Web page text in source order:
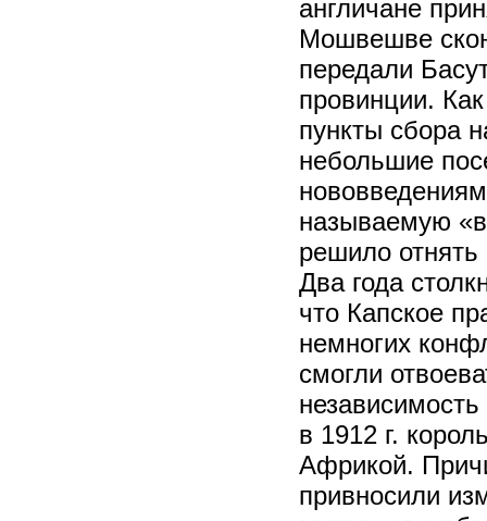
англичане
Мошвешве
передали
провинции.
пункты сбора
небольшие
называемую
решило отнять
Два года
что Капское
немногих
смогли
в 1912 г.
Африкой.
привносили